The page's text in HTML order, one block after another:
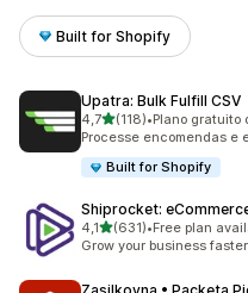
Built for Shopify
Upatra: Bulk Fulfill CSV
4,7de 5 estrelas
(118)
118 total de avaliações
•Plano gratuito
Processe encomendas e
Built for Shopify
Shiprocket:
4,1de 5 estrelas
(631)
631 total de avaliações
•Free plan
Grow your business